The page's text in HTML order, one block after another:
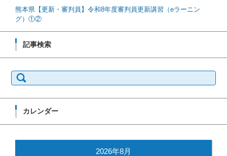
熊本県【更新・審判員】令和8年度審判員更新講習（eラーニン
グ）①②
記事検索
検索:
カレンダー
2026年8月